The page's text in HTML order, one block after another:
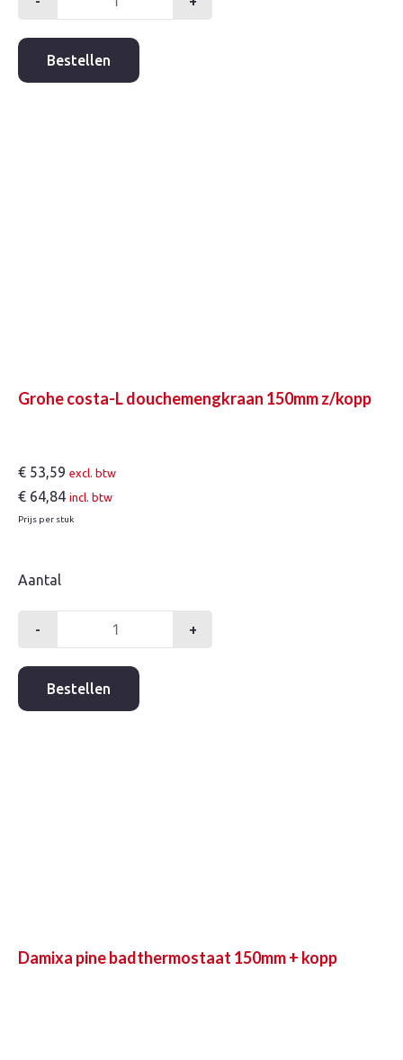
costa-
douchemengkraan
Bestellen
Grohe costa-L douchemengkraan 150mm z/kopp
€ 53,59 excl. btw
€ 64,84 incl. btw
Prijs per stuk
Aantal
-
costa-
douchemengkraan
+
Bestellen
Damixa pine badthermostaat 150mm + kopp